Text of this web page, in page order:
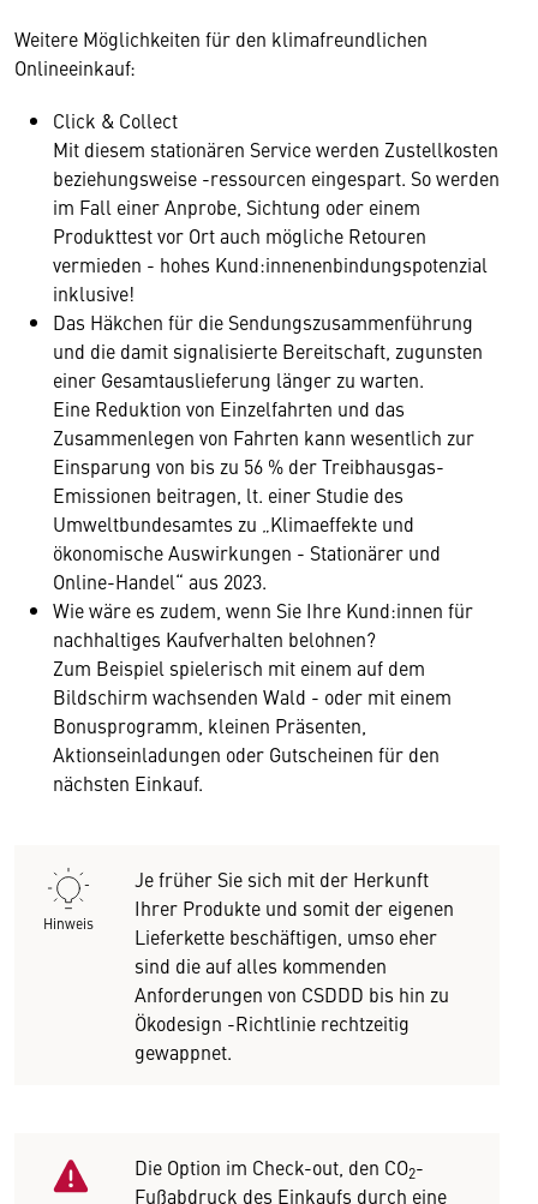
Weitere Möglichkeiten für den klimafreundlichen
Onlineeinkauf:
Click & Collect
Mit diesem stationären Service werden Zustellkosten
beziehungsweise -ressourcen eingespart. So werden
im Fall einer Anprobe, Sichtung oder einem
Produkttest vor Ort auch mögliche Retouren
vermieden - hohes Kund:innenenbindungspotenzial
inklusive!
Das Häkchen für die Sendungszusammenführung
und die damit signalisierte Bereitschaft, zugunsten
einer Gesamtauslieferung länger zu warten.
Eine Reduktion von Einzelfahrten und das
Zusammenlegen von Fahrten kann wesentlich zur
Einsparung von bis zu 56 % der Treibhausgas-
Emissionen beitragen, lt. einer Studie des
Umweltbundesamtes zu „Klimaeffekte und
ökonomische Auswirkungen - Stationärer und
Online-Handel“ aus 2023.
Wie wäre es zudem, wenn Sie Ihre Kund:innen für
nachhaltiges Kaufverhalten belohnen?
Zum Beispiel spielerisch mit einem auf dem
Bildschirm wachsenden Wald - oder mit einem
Bonusprogramm, kleinen Präsenten,
Aktionseinladungen oder Gutscheinen für den
nächsten Einkauf.
Hinweis
Je früher Sie sich mit der Herkunft
Ihrer Produkte und somit der eigenen
Lieferkette beschäftigen, umso eher
sind die auf alles kommenden
Anforderungen von CSDDD bis hin zu
Ökodesign -Richtlinie rechtzeitig
gewappnet.
Die Option im Check-out, den CO2-
Fußabdruck des Einkaufs durch eine